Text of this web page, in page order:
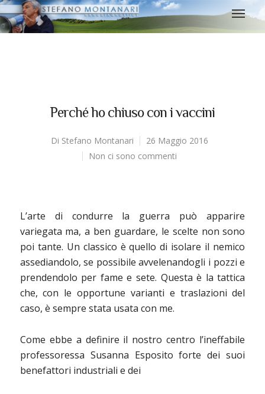
Perché ho chiuso con i vaccini
Di Stefano Montanari
26 Maggio 2016
Non ci sono commenti
L’arte di condurre la guerra può apparire
variegata ma, a ben guardare, le scelte non sono
poi tante. Un classico è quello di isolare il nemico
assediandolo, se possibile avvelenandogli i pozzi e
prendendolo per fame e sete. Questa è la tattica
che, con le opportune varianti e traslazioni del
caso, è sempre stata usata con me.
Come ebbe a definire il nostro centro l’ineffabile
professoressa Susanna Esposito forte dei suoi
benefattori industriali e dei